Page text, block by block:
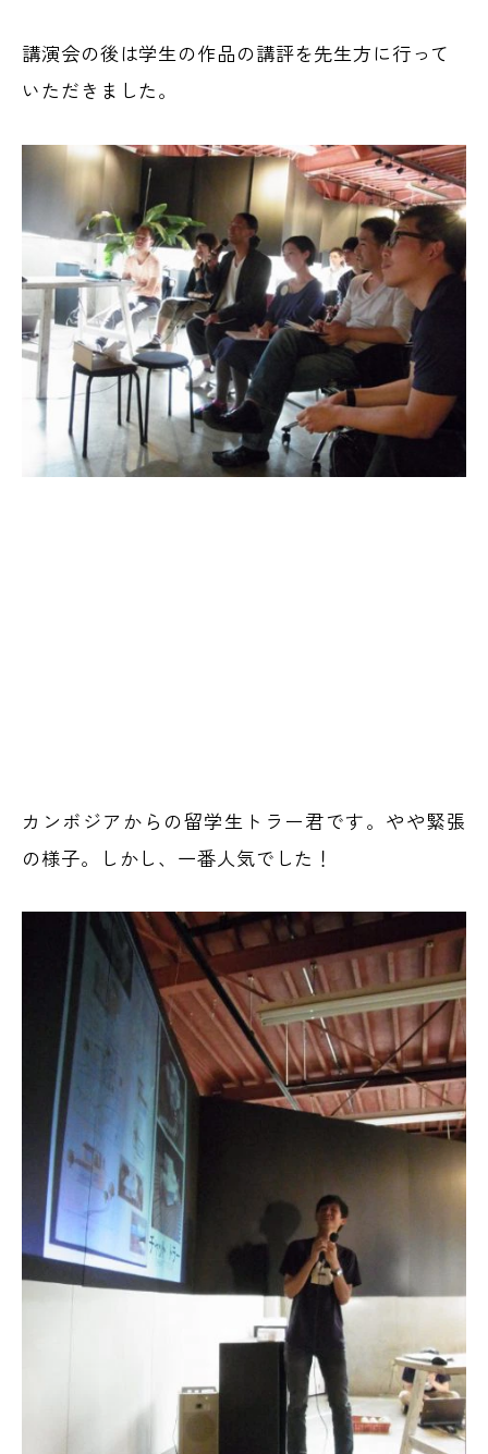
講演会の後は学生の作品の講評を先生方に行って
いただきました。
カンボジアからの留学生トラー君です。やや緊張
の様子。しかし、一番人気でした！